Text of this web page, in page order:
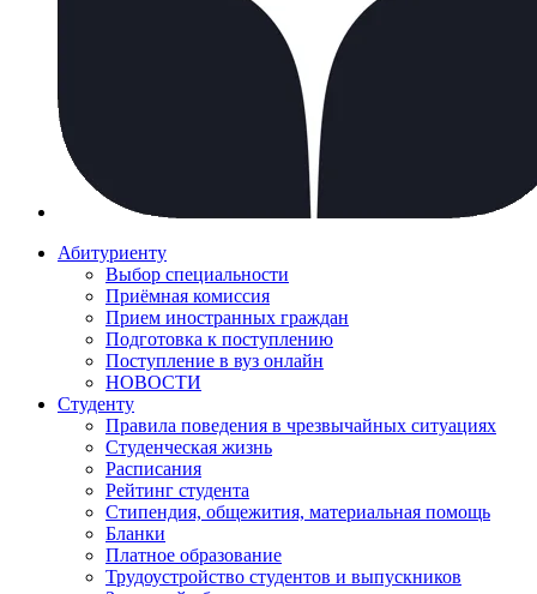
Абитуриенту
Выбор специальности
Приёмная комиссия
Прием иностранных граждан
Подготовка к поступлению
Поступление в вуз онлайн
НОВОСТИ
Студенту
Правила поведения в чрезвычайных ситуациях
Студенческая жизнь
Расписания
Рейтинг студента
Стипендия, общежития, материальная помощь
Бланки
Платное образование
Трудоустройство студентов и выпускников